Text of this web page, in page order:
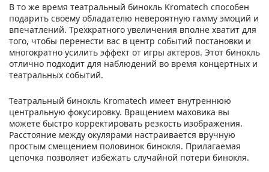
В то же время театральный бинокль Kromatech способен
подарить своему обладателю невероятную гамму эмоций и
впечатлений. Трехкратного увеличения вполне хватит для
того, чтобы перенести вас в центр событий постановки и
многократно усилить эффект от игры актеров. Этот бинокль
отлично подходит для наблюдений во время концертных и
театральных событий.
Театральный бинокль Kromatech имеет внутреннюю
центральную фокусировку. Вращением маховика вы
можете быстро корректировать резкость изображения.
Расстояние между окулярами настраивается вручную
простым смещением половинок бинокля. Прилагаемая
цепочка позволяет избежать случайной потери бинокля.